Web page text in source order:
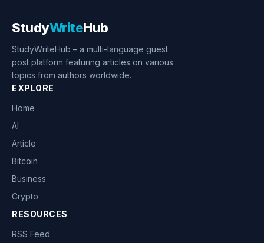
StudyWriteHub
StudyWriteHub – a multi-language guest
post platform featuring articles on various
topics from authors worldwide.
EXPLORE
Home
AI
Article
Bitcoin
Business
Crypto
RESOURCES
RSS Feed